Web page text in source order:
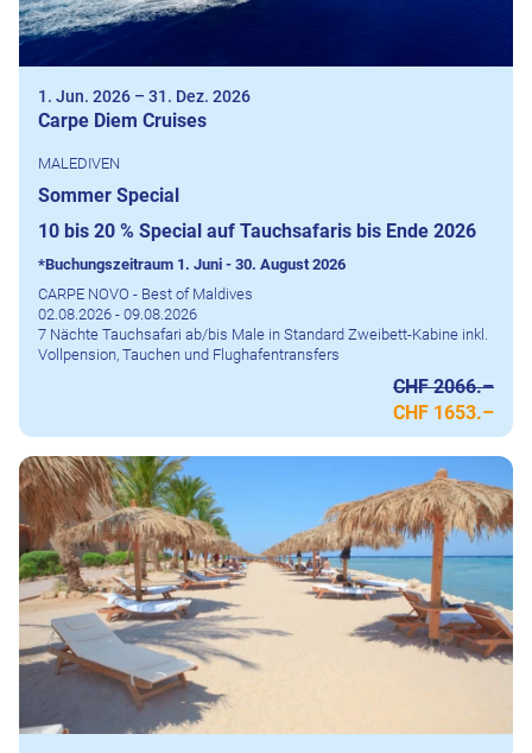
1. Jun. 2026 – 31. Dez. 2026
Carpe Diem Cruises
MALEDIVEN
Sommer Special
10 bis 20 % Special auf Tauchsafaris bis Ende 2026
*Buchungszeitraum 1. Juni - 30. August 2026
CARPE NOVO - Best of Maldives
02.08.2026 - 09.08.2026
7 Nächte Tauchsafari ab/bis Male in Standard Zweibett-Kabine inkl.
Vollpension, Tauchen und Flughafentransfers
CHF 2066.–
CHF 1653.–